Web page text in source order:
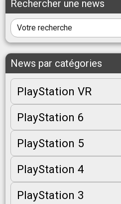
Rechercher une news
News par catégories
PlayStation VR
PlayStation 6
PlayStation 5
PlayStation 4
PlayStation 3